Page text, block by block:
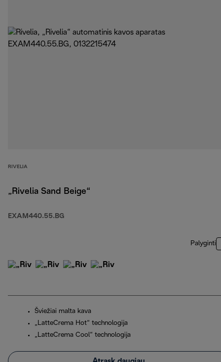
RIVELIA
„Rivelia Sand Beige“
EXAM440.55.BG
Palyginti
Šviežiai malta kava
„LatteCrema Hot“ technologija
„LatteCrema Cool“ technologija